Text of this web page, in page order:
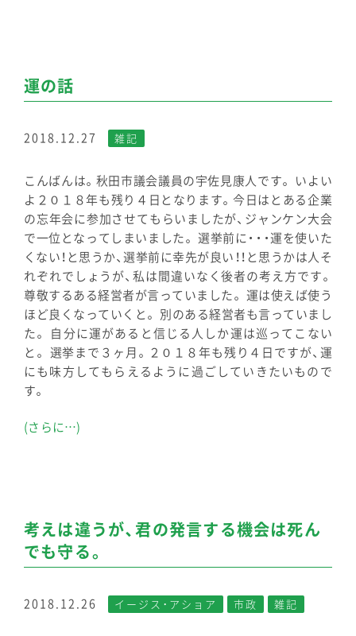
運の話
2018.12.27 雑記
こんばんは。秋田市議会議員の宇佐見康人です。 いよい
よ２０１８年も残り４日となります。今日はとある企業
の忘年会に参加させてもらいましたが、ジャンケン大会
で一位となってしまいました。 選挙前に・・・運を使いた
くない！と思うか、選挙前に幸先が良い！！と思うかは人そ
れぞれでしょうが、私は間違いなく後者の考え方です。
尊敬するある経営者が言っていました。 運は使えば使う
ほど良くなっていくと。 別のある経営者も言っていまし
た。 自分に運があると信じる人しか運は巡ってこない
と。 選挙まで３ヶ月。２０１８年も残り４日ですが、運
にも味方してもらえるように過ごしていきたいもので
す。
(さらに…)
考えは違うが、君の発言する機会は死ん
でも守る。
2018.12.26 イージス・アショア 市政 雑記